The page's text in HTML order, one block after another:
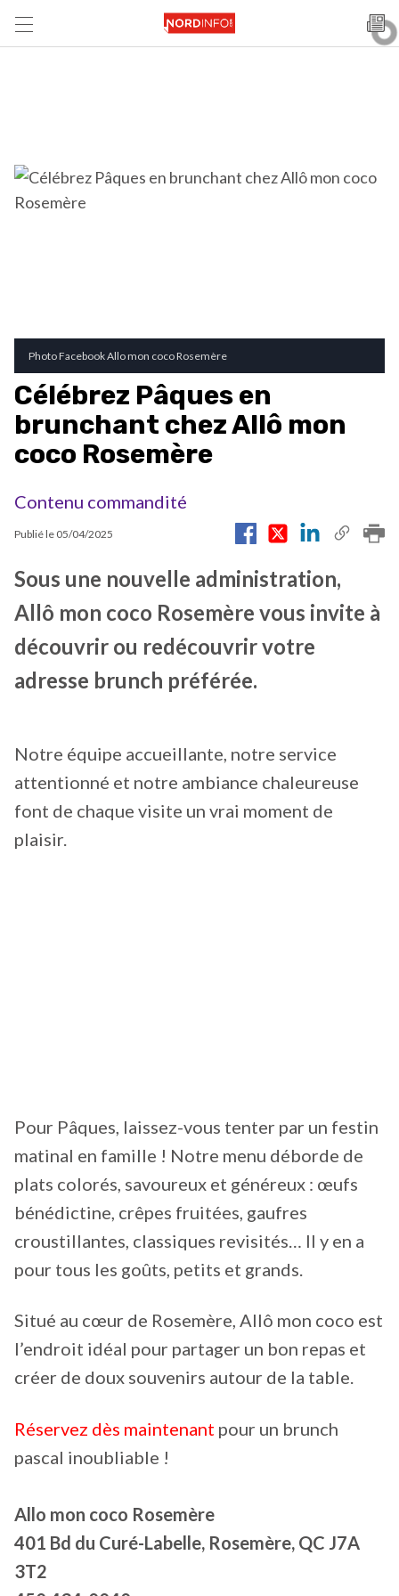
Photo Facebook Allo mon coco Rosemère
Célébrez Pâques en
brunchant chez Allô mon
coco Rosemère
Contenu commandité
Publié le 05/04/2025
Sous une nouvelle administration,
Allô mon coco Rosemère vous invite à
découvrir ou redécouvrir votre
adresse brunch préférée.
Notre équipe accueillante, notre service
attentionné et notre ambiance chaleureuse
font de chaque visite un vrai moment de
plaisir.
Pour Pâques, laissez-vous tenter par un festin
matinal en famille ! Notre menu déborde de
plats colorés, savoureux et généreux : œufs
bénédictine, crêpes fruitées, gaufres
croustillantes, classiques revisités… Il y en a
pour tous les goûts, petits et grands.
Situé au cœur de Rosemère, Allô mon coco est
l’endroit idéal pour partager un bon repas et
créer de doux souvenirs autour de la table.
Réservez dès maintenant pour un brunch
pascal inoubliable !
Allo mon coco Rosemère
401 Bd du Curé-Labelle, Rosemère, QC J7A
3T2